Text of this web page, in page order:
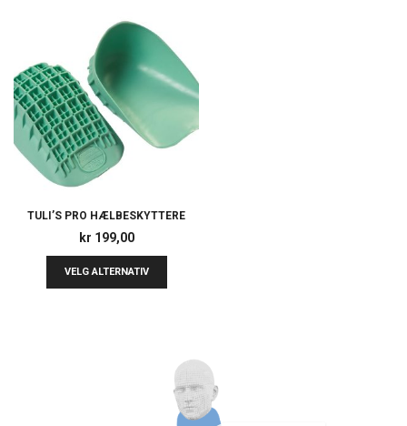
TULI’S PRO HÆLBESKYTTERE
kr 199,00
VELG ALTERNATIV